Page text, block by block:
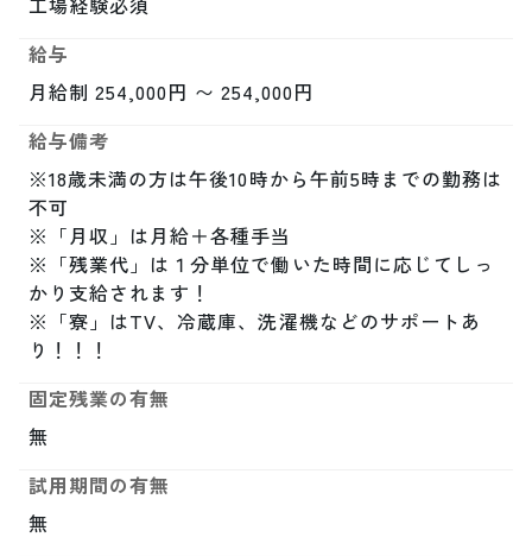
給与
月給制 254,000円 〜 254,000円
給与備考
※18歳未満の方は午後10時から午前5時までの勤務は
不可
※「月収」は月給＋各種手当
※「残業代」は１分単位で働いた時間に応じてしっ
かり支給されます！
※「寮」はTV、冷蔵庫、洗濯機などのサポートあ
り！！！
固定残業の有無
無
試用期間の有無
無